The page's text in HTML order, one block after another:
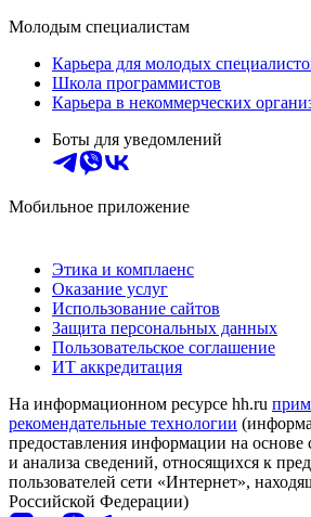
Молодым специалистам
Карьера для молодых
Школа программистов
Карьера в некоммерческих
Боты для уведомлений
Мобильное приложение
Этика и комплаенс
Оказание услуг
Использование сайтов
Защита персональных данных
Пользовательское соглашение
ИТ аккредитация
На информационном ресурсе hh.ru
рекомендательные технологии
предоставления информации на основе
и анализа сведений, относящихся к
пользователей сети «Интернет»,
Российской Федерации)